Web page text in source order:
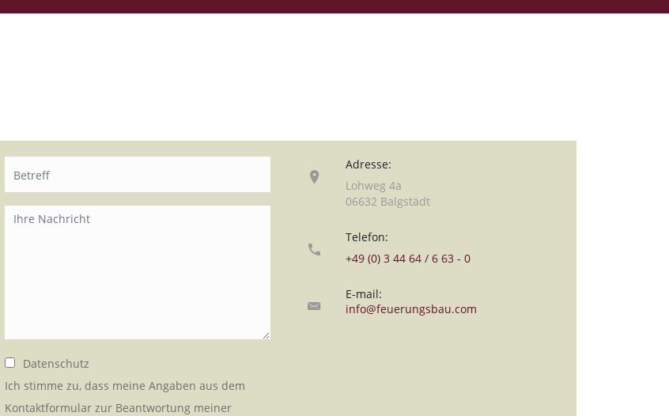
Datenschutz
Ich stimme zu, dass meine Angaben aus dem
Kontaktformular zur Beantwortung meiner
Adresse:
Lohweg 4a
06632 Balgstädt
Telefon:
+49 (0) 3 44 64 / 6 63 - 0
E-mail:
info@feuerungsbau.com